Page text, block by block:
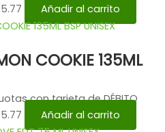
Añadir al carrito
COOKIE 135ML
con tarjeta de DÉBITO
Añadir al carrito